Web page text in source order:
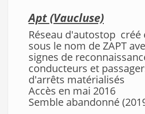
Apt(Vaucluse)
Réseau d'autostop créé
sous le nom de ZAPT
signes de
conducteurs et
d'arrêts matérialisés
Accès en mai 2016
Semble abandonné